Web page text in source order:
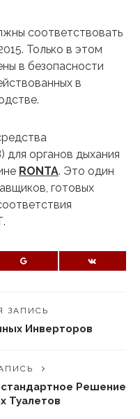
соответствовать
Только в этом
в безопасности
в
для органов дыхания
RONTA. Это один
готовых
ЗАПИСЬ
Инверторов
Решение
Туалетов